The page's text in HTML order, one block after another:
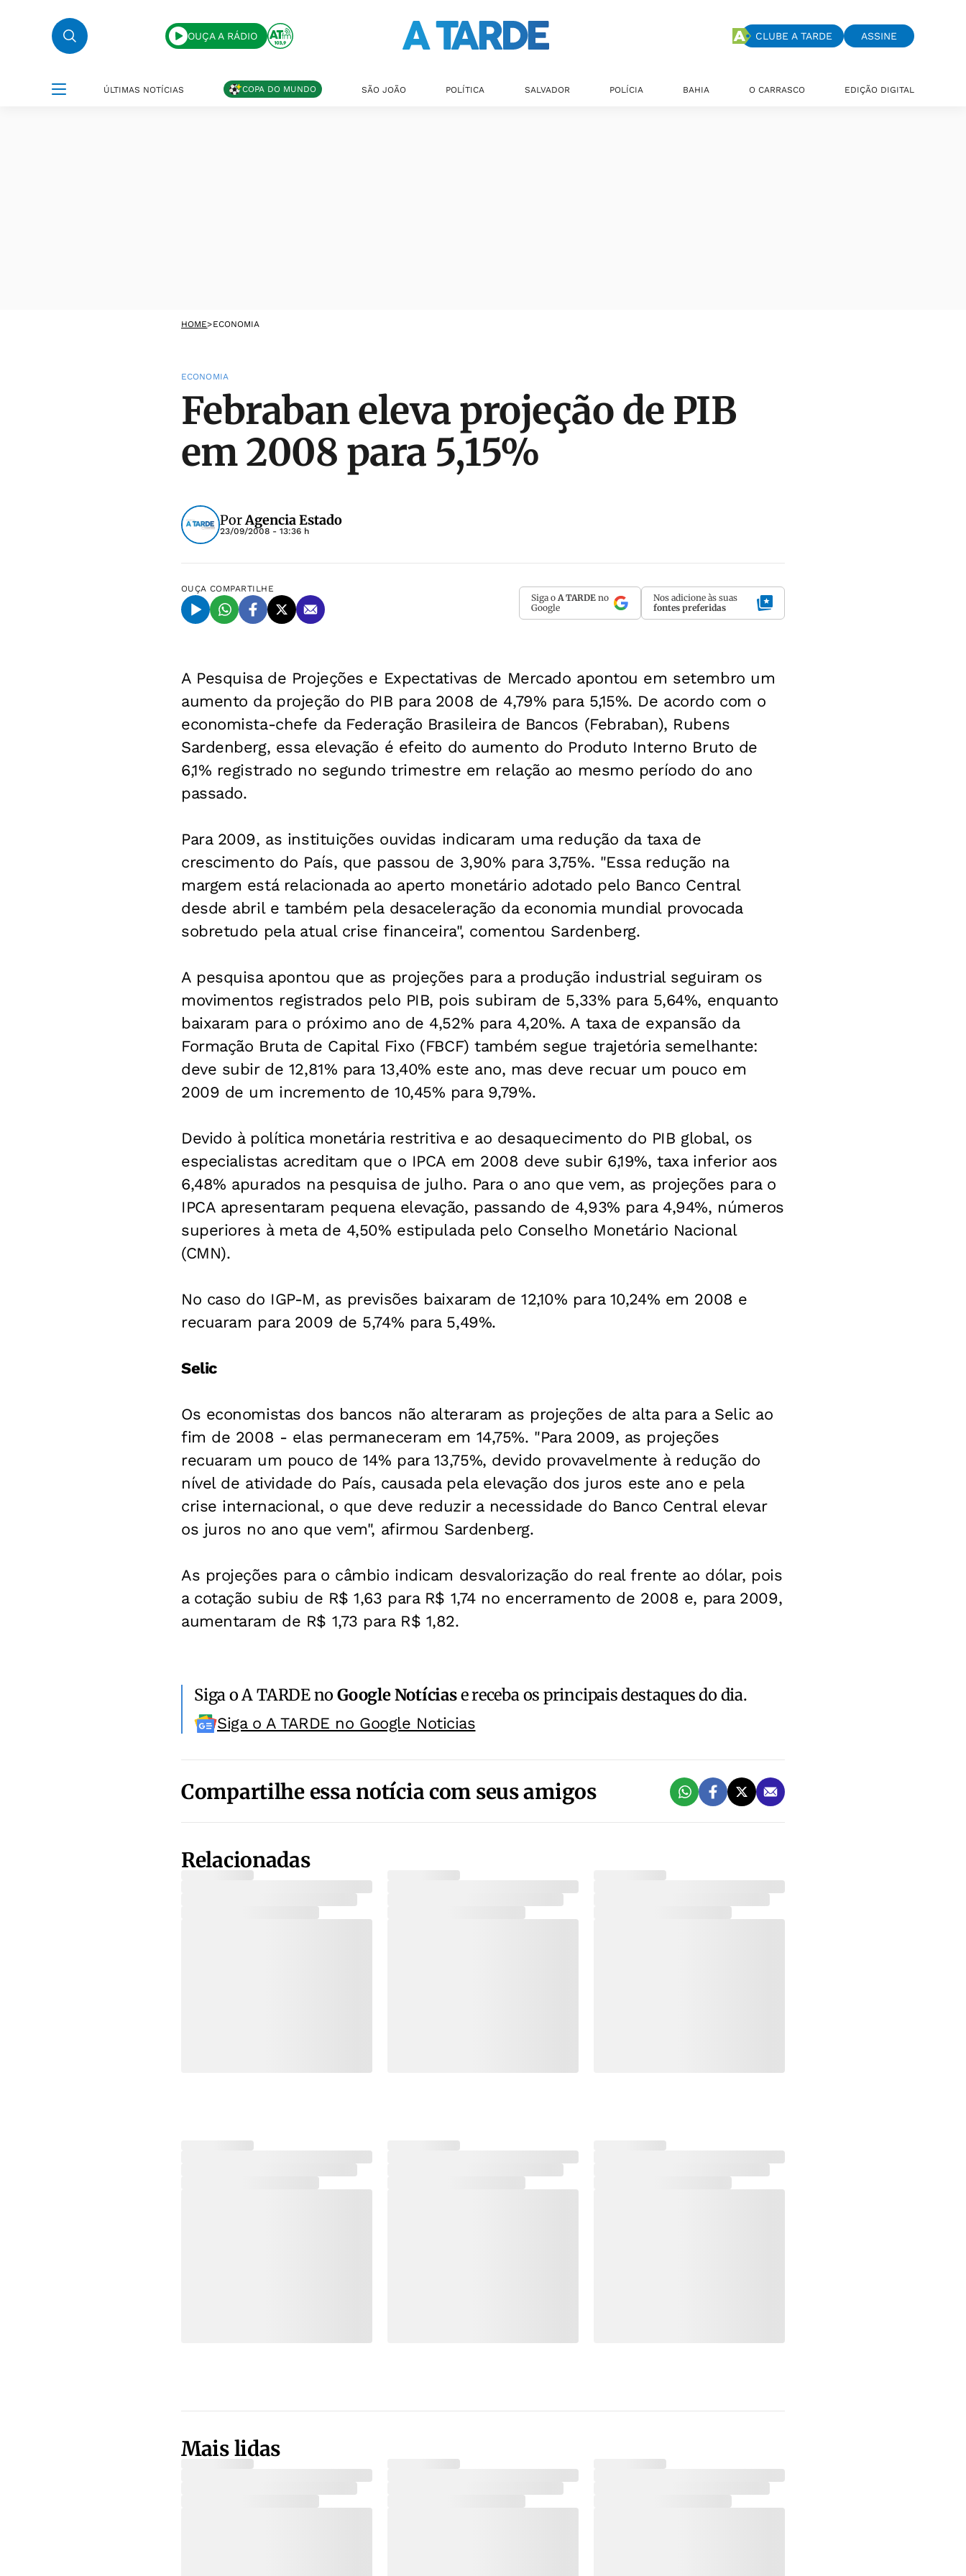
OUÇA A RÁDIO CLUBE A TARDE ASSINE
ÚLTIMAS NOTÍCIAS COPA DO MUNDO SÃO JOÃO POLÍTICA SALVADOR POLÍCIA BAHIA O CARRASCO EDIÇÃO DIGITAL
HOME>ECONOMIA
ECONOMIA
Febraban eleva projeção de PIB
em 2008 para 5,15%
PorAgencia Estado
23/09/2008 - 13:36 h
OUÇA COMPARTILHE
Siga o A TARDE no
Google
Nos adicione às suas
fontes preferidas
A Pesquisa de Projeções e Expectativas de Mercado apontou em setembro um
aumento da projeção do PIB para 2008 de 4,79% para 5,15%. De acordo com o
economista-chefe da Federação Brasileira de Bancos (Febraban), Rubens
Sardenberg, essa elevação é efeito do aumento do Produto Interno Bruto de
6,1% registrado no segundo trimestre em relação ao mesmo período do ano
passado.
Para 2009, as instituições ouvidas indicaram uma redução da taxa de
crescimento do País, que passou de 3,90% para 3,75%. "Essa redução na
margem está relacionada ao aperto monetário adotado pelo Banco Central
desde abril e também pela desaceleração da economia mundial provocada
sobretudo pela atual crise financeira", comentou Sardenberg.
A pesquisa apontou que as projeções para a produção industrial seguiram os
movimentos registrados pelo PIB, pois subiram de 5,33% para 5,64%, enquanto
baixaram para o próximo ano de 4,52% para 4,20%. A taxa de expansão da
Formação Bruta de Capital Fixo (FBCF) também segue trajetória semelhante:
deve subir de 12,81% para 13,40% este ano, mas deve recuar um pouco em
2009 de um incremento de 10,45% para 9,79%.
Devido à política monetária restritiva e ao desaquecimento do PIB global, os
especialistas acreditam que o IPCA em 2008 deve subir 6,19%, taxa inferior aos
6,48% apurados na pesquisa de julho. Para o ano que vem, as projeções para o
IPCA apresentaram pequena elevação, passando de 4,93% para 4,94%, números
superiores à meta de 4,50% estipulada pelo Conselho Monetário Nacional
(CMN).
No caso do IGP-M, as previsões baixaram de 12,10% para 10,24% em 2008 e
recuaram para 2009 de 5,74% para 5,49%.
Selic
Os economistas dos bancos não alteraram as projeções de alta para a Selic ao
fim de 2008 - elas permaneceram em 14,75%. "Para 2009, as projeções
recuaram um pouco de 14% para 13,75%, devido provavelmente à redução do
nível de atividade do País, causada pela elevação dos juros este ano e pela
crise internacional, o que deve reduzir a necessidade do Banco Central elevar
os juros no ano que vem", afirmou Sardenberg.
As projeções para o câmbio indicam desvalorização do real frente ao dólar, pois
a cotação subiu de R$ 1,63 para R$ 1,74 no encerramento de 2008 e, para 2009,
aumentaram de R$ 1,73 para R$ 1,82.
Siga o A TARDE noGoogle Notíciase receba os principais destaques do dia.
Siga o A TARDE no Google Noticias
Compartilhe essa notícia com seus amigos
Relacionadas
Mais lidas